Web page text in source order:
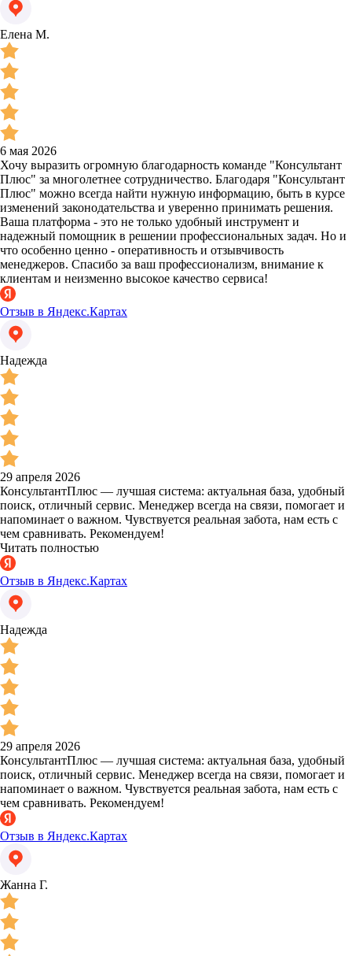
Елена М.
6 мая 2026
Хочу выразить огромную благодарность команде "Консультант
Плюс" за многолетнее сотрудничество. Благодаря "Консультант
Плюс" можно всегда найти нужную информацию, быть в курсе
изменений законодательства и уверенно принимать решения.
Ваша платформа - это не только удобный инструмент и
надежный помощник в решении профессиональных задач. Но и
что особенно ценно - оперативность и отзывчивость
менеджеров. Спасибо за ваш профессионализм, внимание к
клиентам и неизменно высокое качество сервиса!
Отзыв в Яндекс.Картах
Надежда
29 апреля 2026
КонсультантПлюс — лучшая система: актуальная база, удобный
поиск, отличный сервис. Менеджер всегда на связи, помогает и
напоминает о важном. Чувствуется реальная забота, нам есть с
чем сравнивать. Рекомендуем!
Читать полностью
Отзыв в Яндекс.Картах
Надежда
29 апреля 2026
КонсультантПлюс — лучшая система: актуальная база, удобный
поиск, отличный сервис. Менеджер всегда на связи, помогает и
напоминает о важном. Чувствуется реальная забота, нам есть с
чем сравнивать. Рекомендуем!
Отзыв в Яндекс.Картах
Жанна Г.